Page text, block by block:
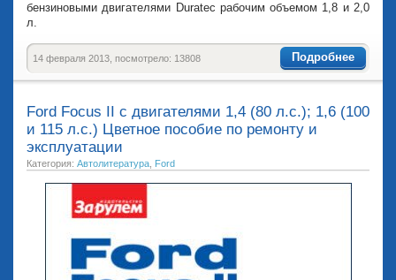
бензиновыми двигателями Duratec рабочим объемом 1,8 и 2,0
л.
Подробнее
14 февраля 2013, посмотрело: 13808
Ford Focus II c двигателями 1,4 (80 л.с.); 1,6 (100
и 115 л.с.) Цветное пособие по ремонту и
эксплуатации
Категория: Автолитература Ford